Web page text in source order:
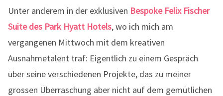
Unter anderem in der exklusiven Bespoke Felix Fischer
Suite des Park Hyatt Hotels, wo ich mich am
vergangenen Mittwoch mit dem kreativen
Ausnahmetalent traf: Eigentlich zu einem Gespräch
über seine verschiedenen Projekte, das zu meiner
grossen Überraschung aber nicht auf dem gemütlichen